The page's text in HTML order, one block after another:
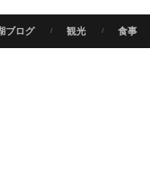
ブログ 観光 食事